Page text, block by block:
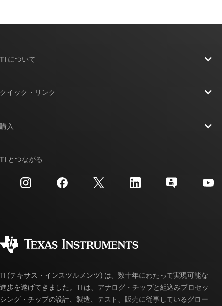
TI について
投資家向け情報
製造
クイック・リンク
クロスリファレンス検索
カスタマー・サポート・センター
myTI アカウントの FAQ
購入
ご注文に関する FAQ
TI とつながる
TI (テキサス・インスツルメンツ) は、数十年にわたって実現可能な
進歩を遂げてきました。TI は、アナログ・チップと組込みプロセッ
シング・チップの設計、製造、テスト、販売に従事しているグロー